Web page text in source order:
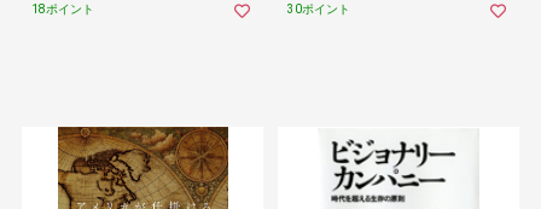
18ポイント 30ポイント